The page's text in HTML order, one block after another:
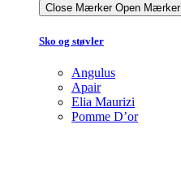
Close Mærker Open Mærker
Sko og støvler
Angulus
Apair
Elia Maurizi
Pomme D’or